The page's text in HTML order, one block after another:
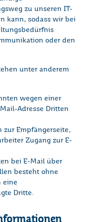
zu unseren IT-
kann, sodass wir bei
oder den
unter anderem
wegen einer
Adresse Dritten
zur Empfängerseite,
Zugang zur E-
bei E-Mail über
besteht ohne
eine
Dritte.